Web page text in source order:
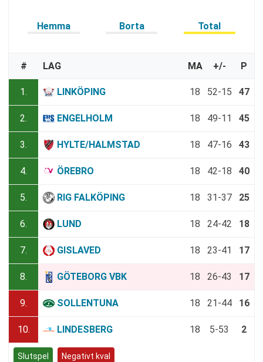
Hemma Borta Total
# LAG MA +/- P
1. LINKÖPING 18 52-15 47
2. ENGELHOLM 18 49-11 45
3. HYLTE/HALMSTAD 18 47-16 43
4. ÖREBRO 18 42-18 40
5. RIG FALKÖPING 18 31-37 25
6. LUND 18 24-42 18
7. GISLAVED 18 23-41 17
8. GÖTEBORG VBK 18 26-43 17
9. SOLLENTUNA 18 21-44 16
10. LINDESBERG 18 5-53 2
Slutspel Negativt kval